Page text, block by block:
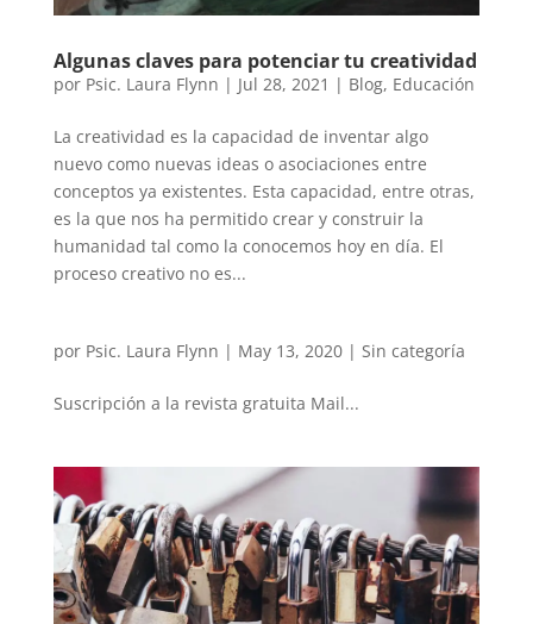
Algunas claves para potenciar tu creatividad
por Psic. Laura Flynn | Jul 28, 2021 | Blog, Educación
La creatividad es la capacidad de inventar algo
nuevo como nuevas ideas o asociaciones entre
conceptos ya existentes. Esta capacidad, entre otras,
es la que nos ha permitido crear y construir la
humanidad tal como la conocemos hoy en día. El
proceso creativo no es...
por Psic. Laura Flynn | May 13, 2020| Sin categoría
Suscripción a la revista gratuita Mail...